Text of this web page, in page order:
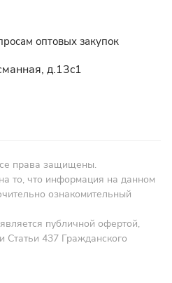
оптовых закупок
д.13c1
права защищены.
то, что информация на данном
ознакомительный
публичной офертой,
437 Гражданского